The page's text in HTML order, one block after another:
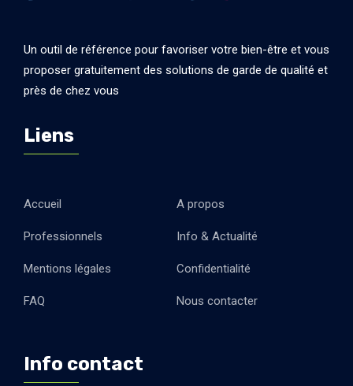
Un outil de référence pour favoriser votre bien-être et vous
proposer gratuitement des solutions de garde de qualité et
près de chez vous
Liens
Accueil A propos
Professionnels Info & Actualité
Mentions légales Confidentialité
FAQ Nous contacter
Info contact